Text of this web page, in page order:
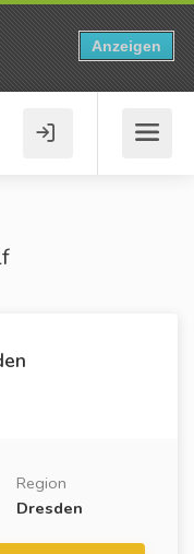
Region
Dresden
Anzeigen